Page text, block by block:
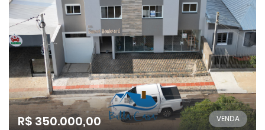
R$ 350.000,00 VENDA